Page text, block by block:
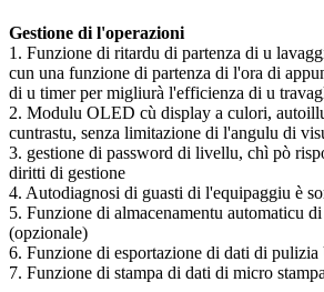
Gestione di l'operazioni
1. Funzione di ritardu di partenza di u
cun una funzione di partenza di l'ora di
di u timer per migliurà l'efficienza di u
2. Modulu OLED cù display a culori,
cuntrastu, senza limitazione di l'angulu di
3. gestione di password di livellu, chì pò
diritti di gestione
4. Autodiagnosi di guasti di l'equipaggiu è
5. Funzione di almacenamentu automaticu
(opzionale)
6. Funzione di esportazione di dati di
7. Funzione di stampa di dati di micro